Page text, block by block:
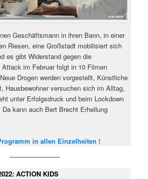
Geschäftsmann in ihren Bann, in einer
Riesen, eine Großstadt mobilisiert sich
es gibt Widerstand gegen die
im Februar folgt in 10 Filmen
Drogen werden vorgestellt, Künstliche
Hausbewohner versuchen sich im Alltag,
unter Erfolgsdruck und beim Lockdown
kann auch Bert Brecht Erhellung
in allen Einzelheiten !
ACTION KIDS